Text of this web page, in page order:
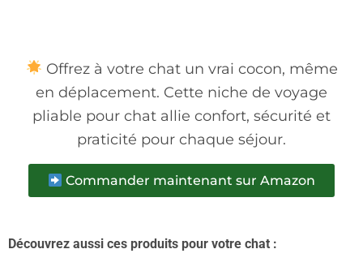
Offrez à votre chat un vrai cocon, même
en déplacement. Cette niche de voyage
pliable pour chat allie confort, sécurité et
praticité pour chaque séjour.
Commander maintenant sur Amazon
Découvrez aussi ces produits pour votre chat :